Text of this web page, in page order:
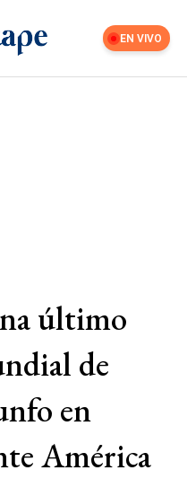
EN VIVO
último
de
en
América